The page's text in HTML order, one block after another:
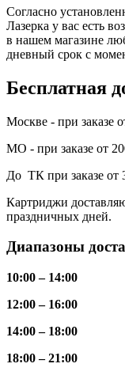
Согласно
Лазерка у вас есть
в нашем магазине
дневный срок с
Бесплатная
Москве - при заказе
МО - при заказе от
До ТК при заказе от
Картриджи
праздничных дней.
Диапазоны
10:00 – 14:00
12:00 – 16:00
14:00 – 18:00
18:00 – 21:00